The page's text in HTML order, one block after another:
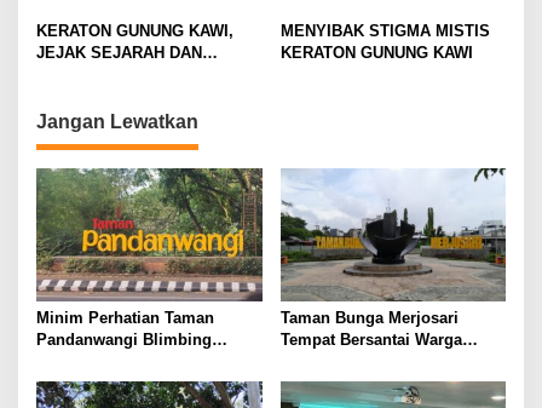
o
LEWAT PENGABDIAN
INTERNASIONAL DI
BANGKOK
KERATON GUNUNG KAWI,
JEJAK SEJARAH DAN
MENYIBAK STIGMA MISTIS
KERATON GUNUNG KAWI
Jangan Lewatkan
Minim Perhatian Taman
Pandanwangi Blimbing
Taman Bunga Merjosari
Tempat Bersantai Warga